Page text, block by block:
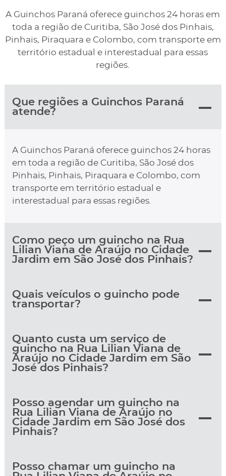
A Guinchos Paraná oferece guinchos 24 horas em
toda a região de Curitiba, São José dos Pinhais,
Pinhais, Piraquara e Colombo, com transporte em
território estadual e interestadual para essas
regiões.
Que regiões a Guinchos Paraná
atende?
A Guinchos Paraná oferece guinchos 24 horas
em toda a região de Curitiba, São José dos
Pinhais, Pinhais, Piraquara e Colombo, com
transporte em território estadual e
interestadual para essas regiões.
Como peço um guincho na Rua
Lilian Viana de Araújo no Cidade
Jardim em São José dos Pinhais?
Quais veículos o guincho pode
transportar?
Quanto custa um serviço de
guincho na Rua Lilian Viana de
Araújo no Cidade Jardim em São
José dos Pinhais?
Posso agendar um guincho na
Rua Lilian Viana de Araújo no
Cidade Jardim em São José dos
Pinhais?
Posso chamar um guincho na